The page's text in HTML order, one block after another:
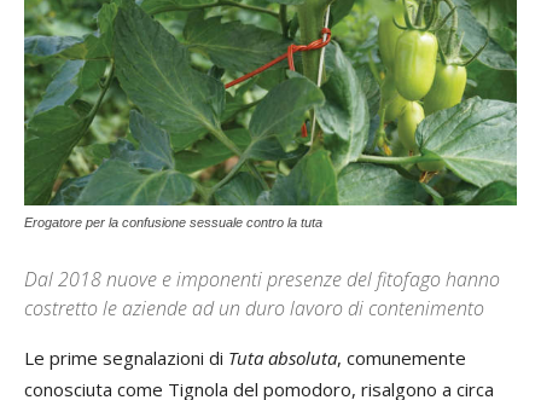
Erogatore per la confusione sessuale contro la tuta
Dal 2018 nuove e imponenti presenze del fitofago hanno
costretto le aziende ad un duro lavoro di contenimento
Le prime segnalazioni di Tuta absoluta, comunemente
conosciuta come Tignola del pomodoro, risalgono a circa